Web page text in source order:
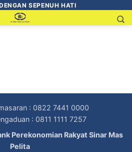
SEPENUH HATI
: 0822 7441 0000
: 0811 1111 7257
Perekonomian Rakyat Sinar Mas
Pelita